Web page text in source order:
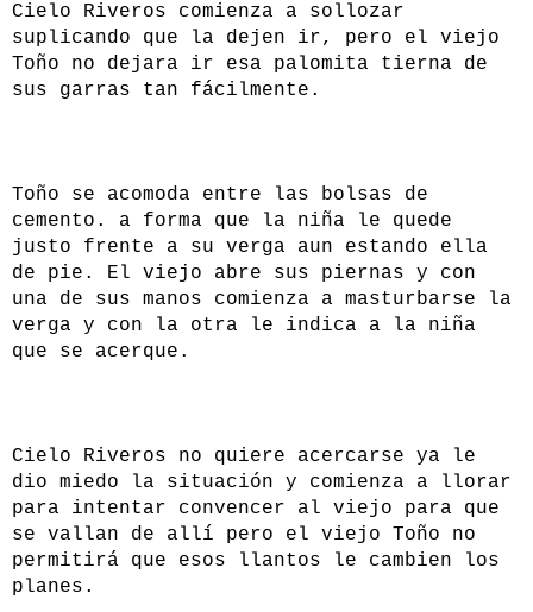
Cielo Riveros comienza a sollozar
suplicando que la dejen ir, pero el viejo
Toño no dejara ir esa palomita tierna de
sus garras tan fácilmente.
Toño se acomoda entre las bolsas de
cemento. a forma que la niña le quede
justo frente a su verga aun estando ella
de pie. El viejo abre sus piernas y con
una de sus manos comienza a masturbarse la
verga y con la otra le indica a la niña
que se acerque.
Cielo Riveros no quiere acercarse ya le
dio miedo la situación y comienza a llorar
para intentar convencer al viejo para que
se vallan de allí pero el viejo Toño no
permitirá que esos llantos le cambien los
planes.